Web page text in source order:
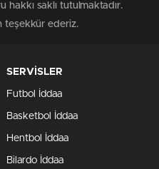
saklı tutulmaktadır.
teşekkür ederiz.
SERVİSLER
Futbol İddaa
Basketbol İddaa
Hentbol İddaa
Bilardo İddaa